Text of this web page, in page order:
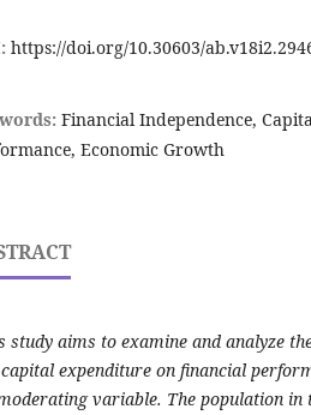
https://doi.org/10.30603/
Financial Independence,
Economic Growth
study aims to examine and analyze
expenditure on financial
variable. The population